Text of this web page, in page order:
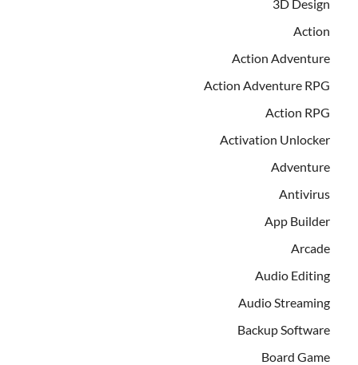
3D Design
Action
Action Adventure
Action Adventure RPG
Action RPG
Activation Unlocker
Adventure
Antivirus
App Builder
Arcade
Audio Editing
Audio Streaming
Backup Software
Board Game